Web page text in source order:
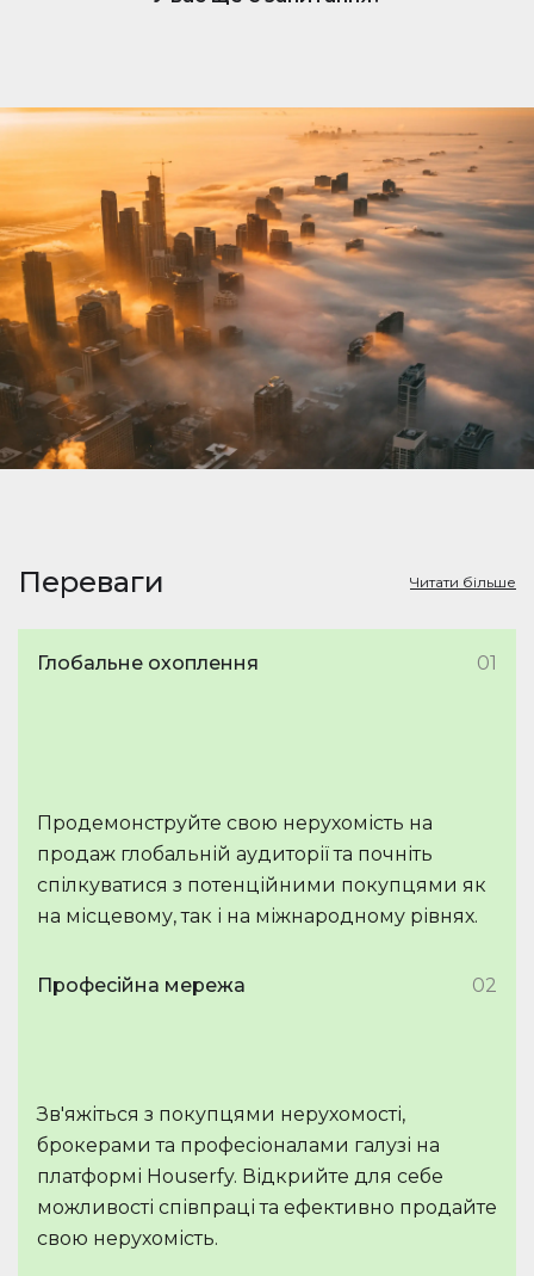
нерухомості. Коли вам подобається оголошення,
Щоб відповісти та зв’язатися з потенційними
покупцями чи орендарями, переконайтеся, що
ваша підписка активна.
Переваги Читати більше
Глобальне охоплення 01
Продемонструйте свою нерухомість на
продаж глобальній аудиторії та почніть
спілкуватися з потенційними покупцями як
на місцевому, так і на міжнародному рівнях.
Професійна мережа 02
Зв'яжіться з покупцями нерухомості,
брокерами та професіоналами галузі на
платформі Houserfy. Відкрийте для себе
можливості співпраці та ефективно продайте
свою нерухомість.